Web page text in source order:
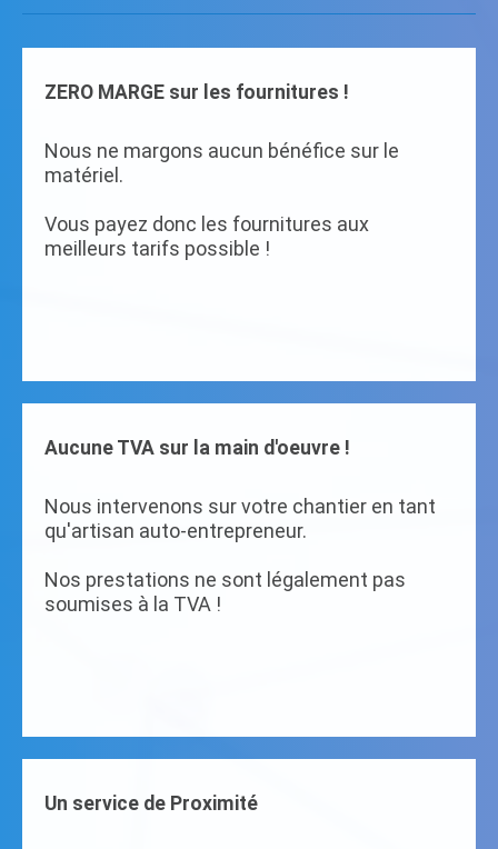
ZERO MARGE sur les fournitures !
Nous ne margons aucun bénéfice sur le
matériel.
Vous payez donc les fournitures aux
meilleurs tarifs possible !
Aucune TVA sur la main d'oeuvre !
Nous intervenons sur votre chantier en tant
qu'artisan auto-entrepreneur.
Nos prestations ne sont légalement pas
soumises à la TVA !
Un service de Proximité